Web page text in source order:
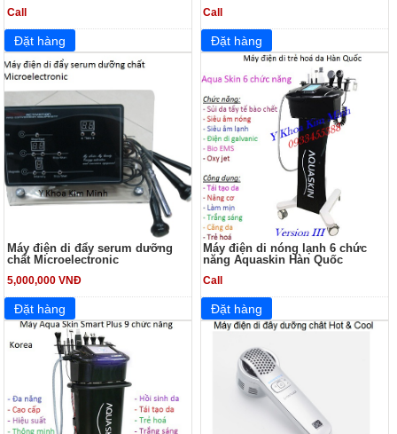
Call Call
Máy điện di đẩy serum dưỡng
chất Microelectronic
5,000,000 VNĐ
Máy điện di nóng lạnh 6 chức
năng Aquaskin Hàn Quốc
Call